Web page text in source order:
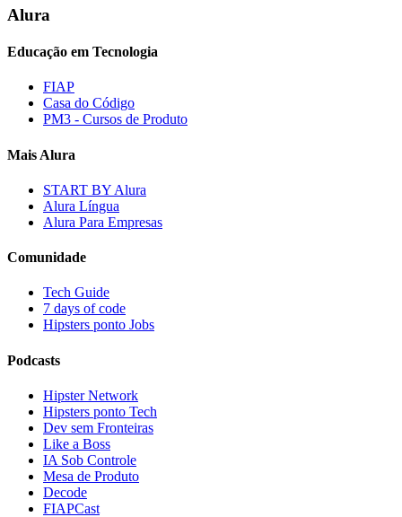
Alura
Educação em Tecnologia
FIAP
Casa do Código
PM3 - Cursos de Produto
Mais Alura
START BY Alura
Alura Língua
Alura Para Empresas
Comunidade
Tech Guide
7 days of code
Hipsters ponto Jobs
Podcasts
Hipster Network
Hipsters ponto Tech
Dev sem Fronteiras
Like a Boss
IA Sob Controle
Mesa de Produto
Decode
FIAPCast